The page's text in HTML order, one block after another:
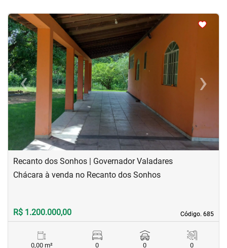
<<<<
‹Previous ›Next
Recanto dos Sonhos | Governador Valadares
Código. 685
Código. 685
Chácara à venda no Recanto dos Sonhos
R$ 1.200.000,00
0,00 m²
0
0
0